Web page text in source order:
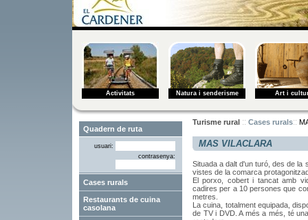
Activitats Natura i senderisme Art i
usuari:
contrasenya:
Cases rurals
Restaurants de cuina
casolana
Turisme rural :: Cases rurals::
MAS VILACLARA
Situada a dalt d'un turó, des de la
vistes de la comarca
El porxo, cobert i tancat amb
cadires per a 10 persones que
metres.
La cuina, totalment equipada,
de TV i DVD. A més a més, té